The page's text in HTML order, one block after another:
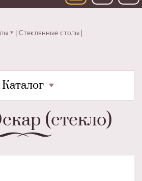
Стеклянные столы
Каталог
(стекло)